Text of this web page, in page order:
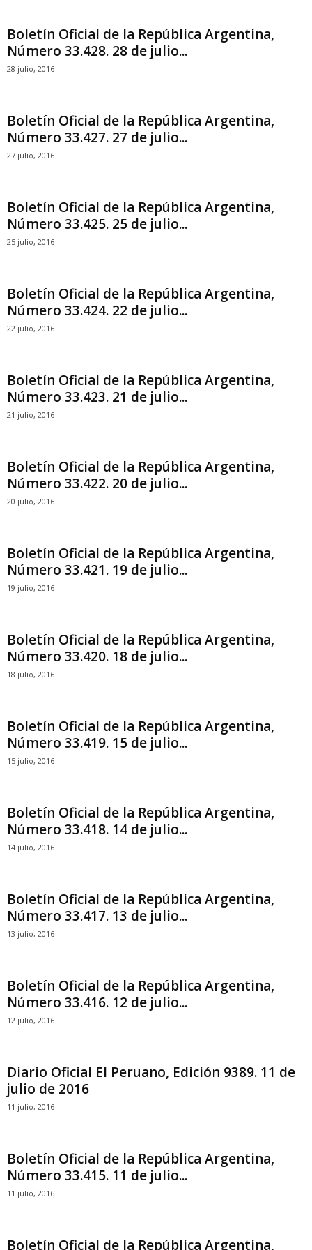
Boletín Oficial de la República Argentina,
Número 33.428. 28 de julio...
28 julio, 2016
Boletín Oficial de la República Argentina,
Número 33.427. 27 de julio...
27 julio, 2016
Boletín Oficial de la República Argentina,
Número 33.425. 25 de julio...
25 julio, 2016
Boletín Oficial de la República Argentina,
Número 33.424. 22 de julio...
22 julio, 2016
Boletín Oficial de la República Argentina,
Número 33.423. 21 de julio...
21 julio, 2016
Boletín Oficial de la República Argentina,
Número 33.422. 20 de julio...
20 julio, 2016
Boletín Oficial de la República Argentina,
Número 33.421. 19 de julio...
19 julio, 2016
Boletín Oficial de la República Argentina,
Número 33.420. 18 de julio...
18 julio, 2016
Boletín Oficial de la República Argentina,
Número 33.419. 15 de julio...
15 julio, 2016
Boletín Oficial de la República Argentina,
Número 33.418. 14 de julio...
14 julio, 2016
Boletín Oficial de la República Argentina,
Número 33.417. 13 de julio...
13 julio, 2016
Boletín Oficial de la República Argentina,
Número 33.416. 12 de julio...
12 julio, 2016
Diario Oficial El Peruano, Edición 9389. 11 de
julio de 2016
11 julio, 2016
Boletín Oficial de la República Argentina,
Número 33.415. 11 de julio...
11 julio, 2016
Boletín Oficial de la República Argentina,